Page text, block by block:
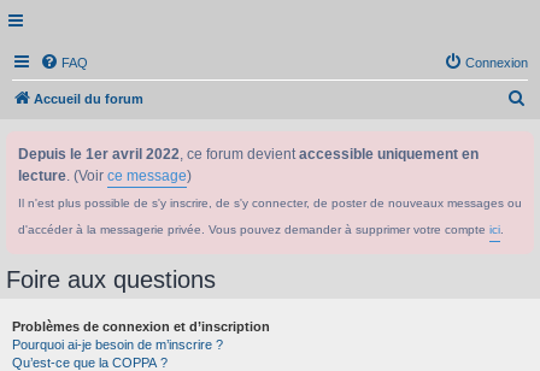
FAQ Connexion
Accueil du forum
Depuis le 1er avril 2022, ce forum devientaccessible uniquement en
lecture. (Voir ce message)
Il n'est plus possible de s'y inscrire, de s'y connecter, de poster de nouveaux messages ou
d'accéder à la messagerie privée. Vous pouvez demander à supprimer votre compte ici
Foire aux questions
Problèmes de connexion et d’inscription
Pourquoi ai-je besoin de m’inscrire ?
Qu’est-ce que la COPPA ?